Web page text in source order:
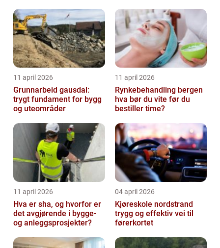
11 april 2026
Grunnarbeid gausdal:
trygt fundament for bygg
og uteområder
11 april 2026
Rynkebehandling bergen
hva bør du vite før du
bestiller time?
11 april 2026
Hva er sha, og hvorfor er
det avgjørende i bygge-
og anleggsprosjekter?
04 april 2026
Kjøreskole nordstrand
trygg og effektiv vei til
førerkortet